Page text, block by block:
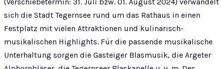
sich die Stadt Tegernsee rund um das Rathaus in einen
Festplatz mit vielen Attraktionen und kulinarisch-
musikalischen Highlights. Für die passende musikalische
Unterhaltung sorgen die Gasteiger Blasmusik, die Argeter